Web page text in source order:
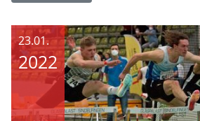
23.01.
2022